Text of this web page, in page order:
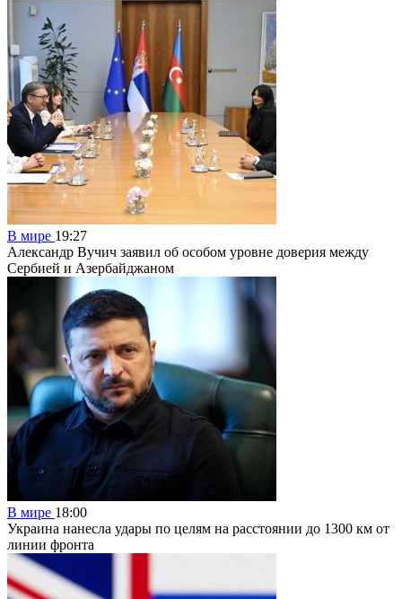
В мире 19:27
Александр Вучич заявил об особом уровне доверия между
Сербией и Азербайджаном
В мире 18:00
Украина нанесла удары по целям на расстоянии до 1300 км от
линии фронта